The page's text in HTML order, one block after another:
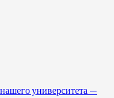
университета —